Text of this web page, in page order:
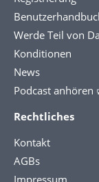
Werde Teil von
Konditionen
News
Podcast
Rechtliches
Kontakt
AGBs
Impressum